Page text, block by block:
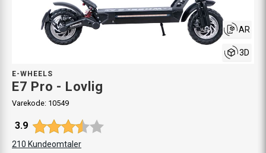
AR
3D
E-WHEELS
E7 Pro - Lovlig
Varekode: 10549
Gjennomsnittskarakter:
3.9
210 Kundeomtaler